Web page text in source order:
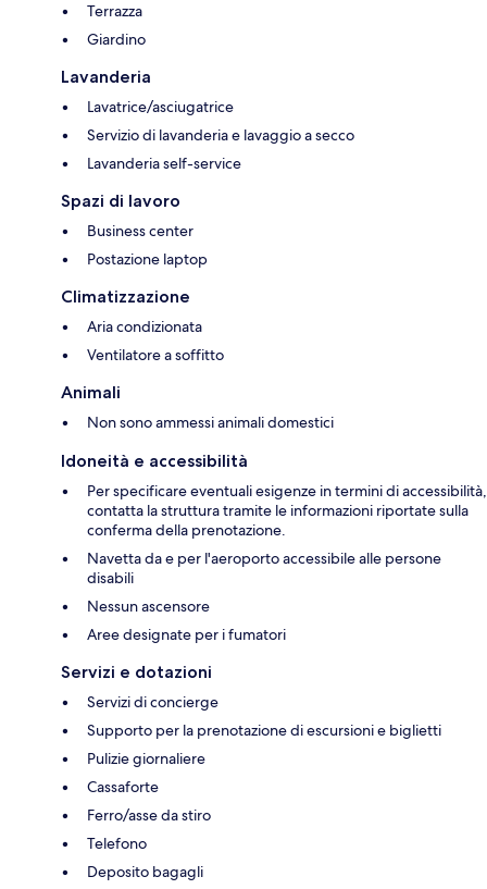
Terrazza
Giardino
Lavanderia
Lavatrice/asciugatrice
Servizio di lavanderia e lavaggio a secco
Lavanderia self-service
Spazi di lavoro
Business center
Postazione laptop
Climatizzazione
Aria condizionata
Ventilatore a soffitto
Animali
Non sono ammessi animali domestici
Idoneità e accessibilità
Per specificare eventuali esigenze in termini di accessibilità,
contatta la struttura tramite le informazioni riportate sulla
conferma della prenotazione.
Navetta da e per l'aeroporto accessibile alle persone
disabili
Nessun ascensore
Aree designate per i fumatori
Servizi e dotazioni
Servizi di concierge
Supporto per la prenotazione di escursioni e biglietti
Pulizie giornaliere
Cassaforte
Ferro/asse da stiro
Telefono
Deposito bagagli